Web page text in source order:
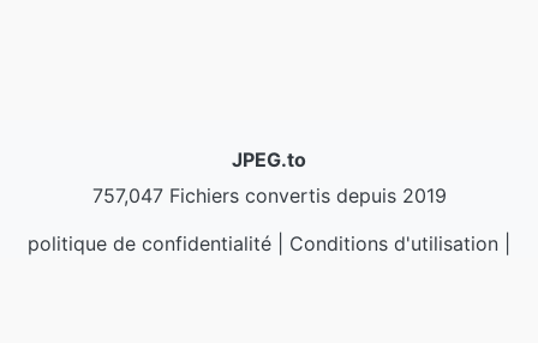
JPEG.to
757,047 Fichiers convertis depuis 2019
politique de confidentialité
Conditions d'utilisation